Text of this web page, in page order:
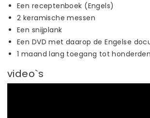
Een receptenboek (Engels)
2 keramische messen
Een snijplank
Een DVD met daarop de Engelse
1 maand lang toegang tot
video`s